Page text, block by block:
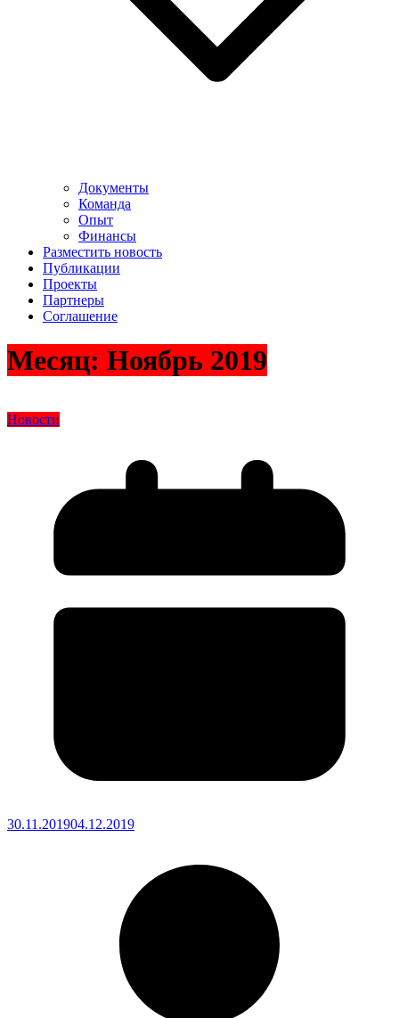
Документы
Команда
Опыт
Финансы
Разместить новость
Публикации
Проекты
Партнеры
Соглашение
Месяц: Ноябрь 2019
Новости
30.11.201904.12.2019